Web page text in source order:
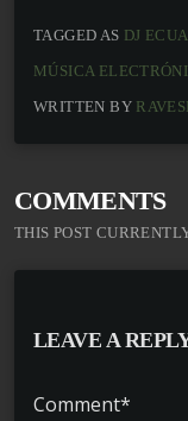
TAGGED AS DJ
MÚSICA
WRITTEN BY
COMMENTS
THIS POST
LEAVE A
Comment*